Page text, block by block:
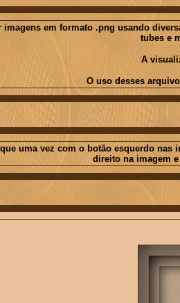
imagens em formato .png usando
tubes e
A
O uso desses
uma vez com o botão esquerdo nas
direito na imagem